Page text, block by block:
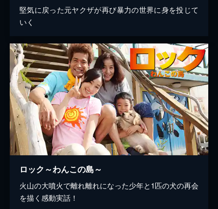
堅気に戻った元ヤクザが再び暴力の世界に身を投じて
いく
ロック～わんこの島～
火山の大噴火で離れ離れになった少年と1匹の犬の再会
を描く感動実話！